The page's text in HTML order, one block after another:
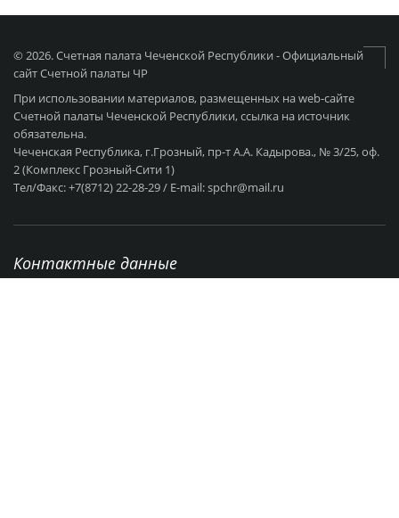
© 2026. Счетная палата Чеченской Республики - Официальный
сайт Счетной палаты ЧР
При использовании материалов, размещенных на web-сайте
Счетной палаты Чеченской Республики, ссылка на источник
обязательна.
Чеченская Республика, г.Грозный, пр-т А.А. Кадырова., № 3/25, оф.
2 (Комплекс Грозный-Сити 1)
Тел/Факс: +7(8712) 22-28-29 / E-mail: spchr@mail.ru
Контактные данные